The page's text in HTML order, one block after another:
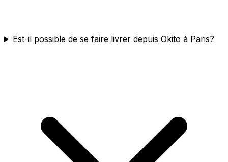
Est-il possible de se faire livrer depuis Okito à Paris?